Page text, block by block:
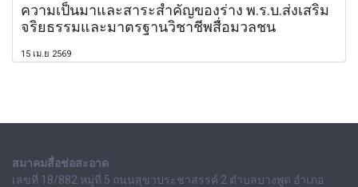
ความเป็นมาและสาระสำคัญของร่าง พ.ร.บ.ส่งเสริม
จริยธรรมและมาตรฐานวิชาชีพสื่อมวลชน
15 เม.ย 2569
สมาคมสื่อช่อสะอาด
เลขที่ 18/882 หมู่ที่ 5 ถนนสุขาประชาสรรค์ 2 ตำบลบางพูด อำเภอ